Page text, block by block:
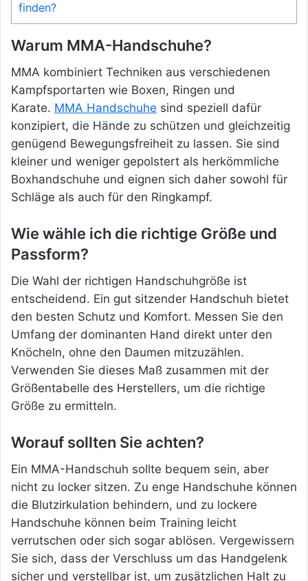
finden?
Warum MMA-Handschuhe?
MMA kombiniert Techniken aus verschiedenen
Kampfsportarten wie Boxen, Ringen und
Karate. MMA Handschuhe sind speziell dafür
konzipiert, die Hände zu schützen und gleichzeitig
genügend Bewegungsfreiheit zu lassen. Sie sind
kleiner und weniger gepolstert als herkömmliche
Boxhandschuhe und eignen sich daher sowohl für
Schläge als auch für den Ringkampf.
Wie wähle ich die richtige Größe und
Passform?
Die Wahl der richtigen Handschuhgröße ist
entscheidend. Ein gut sitzender Handschuh bietet
den besten Schutz und Komfort. Messen Sie den
Umfang der dominanten Hand direkt unter den
Knöcheln, ohne den Daumen mitzuzählen.
Verwenden Sie dieses Maß zusammen mit der
Größentabelle des Herstellers, um die richtige
Größe zu ermitteln.
Worauf sollten Sie achten?
Ein MMA-Handschuh sollte bequem sein, aber
nicht zu locker sitzen. Zu enge Handschuhe können
die Blutzirkulation behindern, und zu lockere
Handschuhe können beim Training leicht
verrutschen oder sich sogar ablösen. Vergewissern
Sie sich, dass der Verschluss um das Handgelenk
sicher und verstellbar ist, um zusätzlichen Halt zu